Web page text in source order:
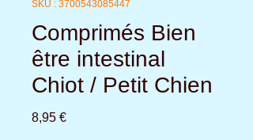
SKU : 3700543085447
Comprimés Bien
être intestinal
Chiot / Petit Chien
8,95 €Prix